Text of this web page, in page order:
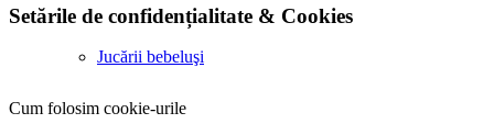
Jucării bebeluşi
Setările de confidențialitate & Cookies
Cum folosim cookie-urile